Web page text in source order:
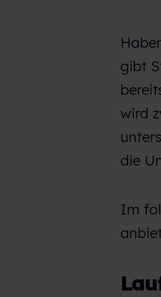
gibt
wird
die
Im